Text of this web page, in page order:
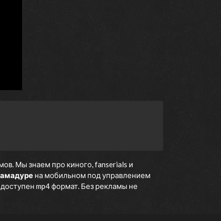
Мы знаем про киного, fanserials и
на мобильном под управлением
mp4 формат. Без рекламы не